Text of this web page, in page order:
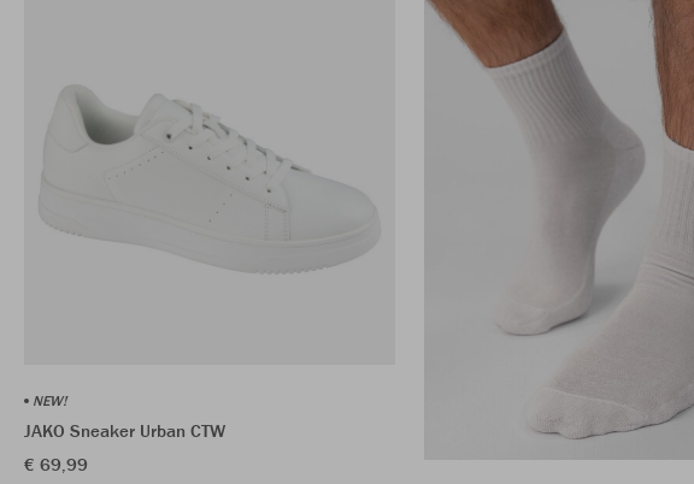
NEW!
JAKO Sneaker Urban CTW
€ 69,99